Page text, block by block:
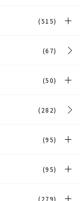
(515)
(67)
(50)
(282)
(95)
(95)
(279)